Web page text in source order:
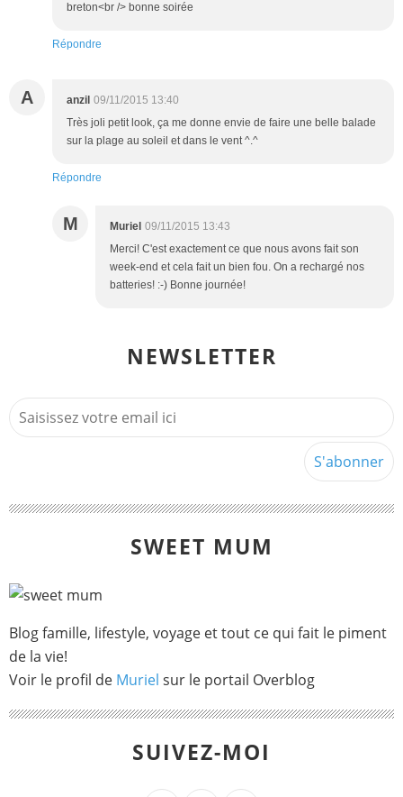
breton<br /> bonne soirée
Répondre
A anzil 09/11/2015 13:40
Très joli petit look, ça me donne envie de faire une belle balade
sur la plage au soleil et dans le vent ^.^
Répondre
M Muriel 09/11/2015 13:43
Merci! C'est exactement ce que nous avons fait son
week-end et cela fait un bien fou. On a rechargé nos
batteries! :-) Bonne journée!
NEWSLETTER
SWEET MUM
Blog famille, lifestyle, voyage et tout ce qui fait le piment
de la vie!
Voir le profil de Muriel sur le portail Overblog
SUIVEZ-MOI